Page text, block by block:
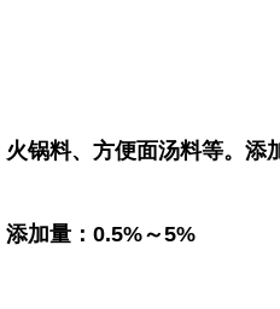
锅料、方便面汤料等。添
加量：0.5%～5%